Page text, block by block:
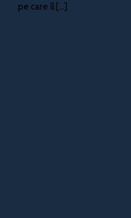
pe care îl [...]